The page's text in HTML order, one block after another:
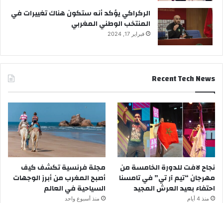
الركراكي يؤكد أنه ستكون هناك تغييرات في
المنتخب الوطني المغربي
فبراير 17, 2024
Recent Tech News
نجاح لافت للدورة الخامسة من
مهرجان “تيم آر تي” في تامسنا
احتفاء بعيد العرش المجيد
منذ 4 أيام
مجلة فرنسية تكشف كيف
أصبح المغرب من أبرز الوجهات
السياحية في العالم
منذ أسبوع واحد